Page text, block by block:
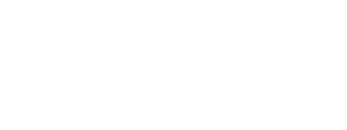
nữ